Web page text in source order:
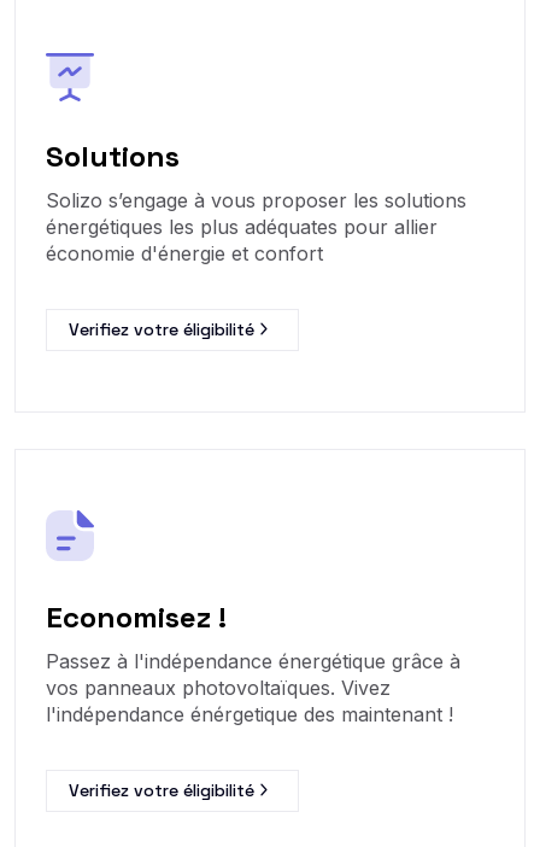
Solutions
Solizo s’engage à vous proposer les solutions
énergétiques les plus adéquates pour allier
économie d'énergie et confort
Verifiez votre éligibilité
Economisez !
Passez à l'indépendance énergétique grâce à
vos panneaux photovoltaïques. Vivez
l'indépendance énérgetique des maintenant !
Verifiez votre éligibilité